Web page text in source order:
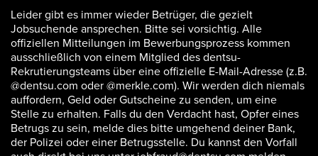
Leider gibt es immer wieder Betrüger, die gezielt
Jobsuchende ansprechen. Bitte sei vorsichtig. Alle
offiziellen Mitteilungen im Bewerbungsprozess kommen
ausschließlich von einem Mitglied des dentsu-
Rekrutierungsteams über eine offizielle E-Mail-Adresse (z.B.
@dentsu.com oder @merkle.com). Wir werden dich niemals
auffordern, Geld oder Gutscheine zu senden, um eine
Stelle zu erhalten. Falls du den Verdacht hast, Opfer eines
Betrugs zu sein, melde dies bitte umgehend deiner Bank,
der Polizei oder einer Betrugsstelle. Du kannst den Vorfall